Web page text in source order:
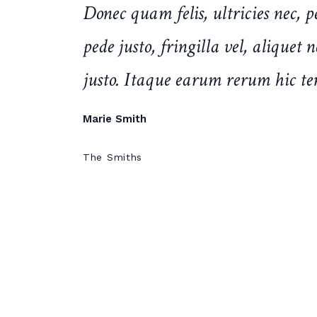
Donec quam felis, ultricies nec,
pede justo, fringilla vel, aliquet
justo. Itaque earum rerum hic
Marie Smith
The Smiths